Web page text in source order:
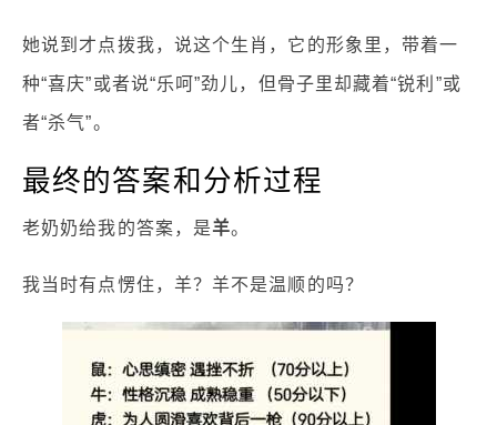
她说到才点拨我，说这个生肖，它的形象里，带着一
种“喜庆”或者说“乐呵”劲儿，但骨子里却藏着“锐利”或
者“杀气”。
最终的答案和分析过程
老奶奶给我的答案，是羊。
我当时有点愣住，羊？羊不是温顺的吗？